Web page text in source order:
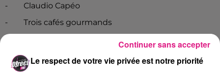
-
Claudio Capéo
-
Trois cafés gourmands
- Amir
- Vianney
Le respect de votre vie privée est notre priorité
Continuer sans accepter